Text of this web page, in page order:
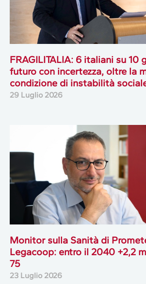
FRAGILITALIA: 6 italiani su 10
futuro con incertezza, oltre la
condizione di instabilità
29 Luglio 2026
Monitor sulla Sanità di
Legacoop: entro il 2040 +2,2
75
23 Luglio 2026